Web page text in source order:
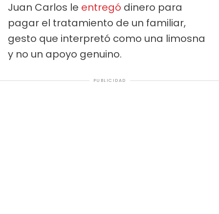
Juan Carlos le entregó dinero para
pagar el tratamiento de un familiar,
gesto que interpretó como una limosna
y no un apoyo genuino.
PUBLICIDAD